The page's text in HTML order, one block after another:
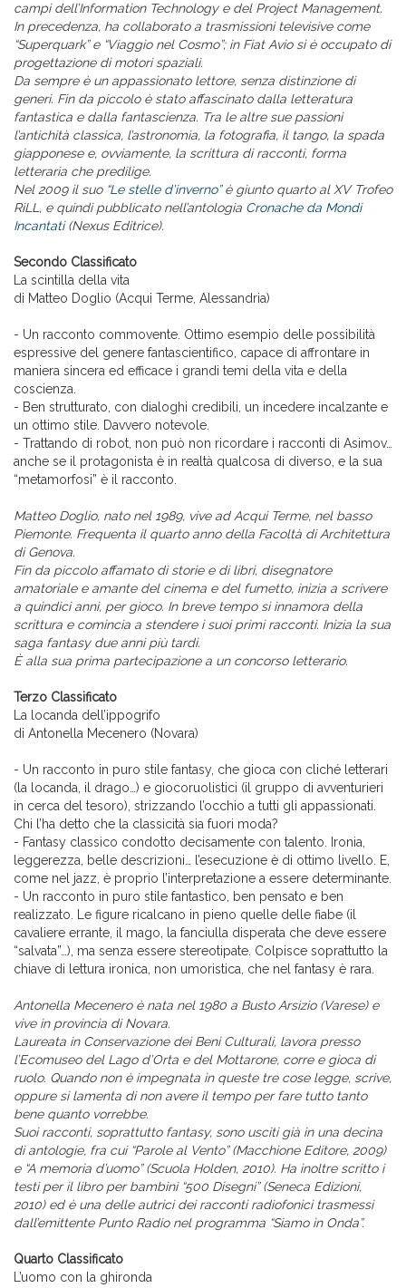
campi dell’Information Technology e del Project Management.
In precedenza, ha collaborato a trasmissioni televisive come
“Superquark” e “Viaggio nel Cosmo”; in Fiat Avio si è occupato di
progettazione di motori spaziali.
Da sempre è un appassionato lettore, senza distinzione di
generi. Fin da piccolo è stato affascinato dalla letteratura
fantastica e dalla fantascienza. Tra le altre sue passioni
l’antichità classica, l’astronomia, la fotografia, il tango, la spada
giapponese e, ovviamente, la scrittura di racconti, forma
letteraria che predilige.
Nel 2009 il suo “Le stelle d’inverno” è giunto quarto al XV Trofeo
RiLL, e quindi pubblicato nell’antologia Cronache da Mondi
Incantati(Nexus Editrice).
Secondo Classificato
La scintilla della vita
di Matteo Doglio (Acqui Terme, Alessandria)
- Un racconto commovente. Ottimo esempio delle possibilità
espressive del genere fantascientifico, capace di affrontare in
maniera sincera ed efficace i grandi temi della vita e della
coscienza.
- Ben strutturato, con dialoghi credibili, un incedere incalzante e
un ottimo stile. Davvero notevole.
- Trattando di robot, non può non ricordare i racconti di Asimov…
anche se il protagonista è in realtà qualcosa di diverso, e la sua
“metamorfosi” è il racconto.
Matteo Doglio, nato nel 1989, vive ad Acqui Terme, nel basso
Piemonte. Frequenta il quarto anno della Facoltà di Architettura
di Genova.
Fin da piccolo affamato di storie e di libri, disegnatore
amatoriale e amante del cinema e del fumetto, inizia a scrivere
a quindici anni, per gioco. In breve tempo si innamora della
scrittura e comincia a stendere i suoi primi racconti. Inizia la sua
saga fantasy due anni più tardi.
È alla sua prima partecipazione a un concorso letterario.
Terzo Classificato
La locanda dell’ippogrifo
di Antonella Mecenero (Novara)
- Un racconto in puro stile fantasy, che gioca con cliché letterari
(la locanda, il drago…) e giocoruolistici (il gruppo di avventurieri
in cerca del tesoro), strizzando l’occhio a tutti gli appassionati.
Chi l’ha detto che la classicità sia fuori moda?
- Fantasy classico condotto decisamente con talento. Ironia,
leggerezza, belle descrizioni… l’esecuzione è di ottimo livello. E,
come nel jazz, è proprio l’interpretazione a essere determinante.
- Un racconto in puro stile fantastico, ben pensato e ben
realizzato. Le figure ricalcano in pieno quelle delle fiabe (il
cavaliere errante, il mago, la fanciulla disperata che deve essere
“salvata”…), ma senza essere stereotipate. Colpisce soprattutto la
chiave di lettura ironica, non umoristica, che nel fantasy è rara.
Antonella Mecenero è nata nel 1980 a Busto Arsizio (Varese) e
vive in provincia di Novara.
Laureata in Conservazione dei Beni Culturali, lavora presso
l’Ecomuseo del Lago d’Orta e del Mottarone, corre e gioca di
ruolo. Quando non è impegnata in queste tre cose legge, scrive,
oppure si lamenta di non avere il tempo per fare tutto tanto
bene quanto vorrebbe.
Suoi racconti, soprattutto fantasy, sono usciti già in una decina
di antologie, fra cui “Parole al Vento” (Macchione Editore, 2009)
e “A memoria d’uomo” (Scuola Holden, 2010). Ha inoltre scritto i
testi per il libro per bambini “500 Disegni” (Seneca Edizioni,
2010) ed è una delle autrici dei racconti radiofonici trasmessi
dall’emittente Punto Radio nel programma “Siamo in Onda”.
Quarto Classificato
L’uomo con la ghironda